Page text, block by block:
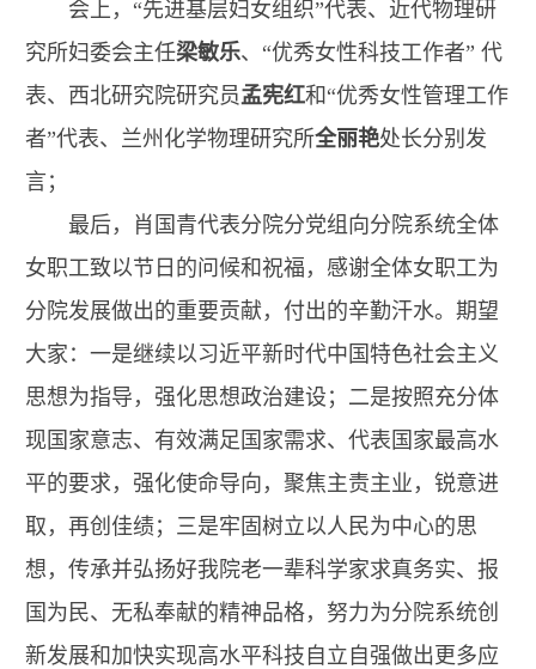
会上，“先进基层妇女组织”代表、近代物理研
究所妇委会主任梁敏乐、“优秀女性科技工作者” 代
表、西北研究院研究员孟宪红和“优秀女性管理工作
者”代表、兰州化学物理研究所全丽艳处长分别发
言；
最后，肖国青代表分院分党组向分院系统全体
女职工致以节日的问候和祝福，感谢全体女职工为
分院发展做出的重要贡献，付出的辛勤汗水。期望
大家：一是继续以习近平新时代中国特色社会主义
思想为指导，强化思想政治建设；二是按照充分体
现国家意志、有效满足国家需求、代表国家最高水
平的要求，强化使命导向，聚焦主责主业，锐意进
取，再创佳绩；三是牢固树立以人民为中心的思
想，传承并弘扬好我院老一辈科学家求真务实、报
国为民、无私奉献的精神品格，努力为分院系统创
新发展和加快实现高水平科技自立自强做出更多应